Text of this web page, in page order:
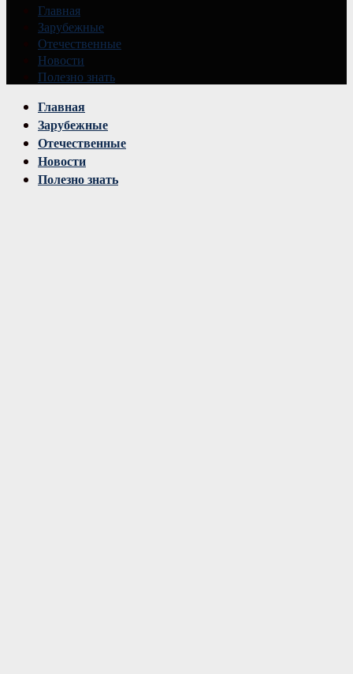
Главная
Зарубежные
Отечественные
Новости
Полезно знать
Главная
Зарубежные
Отечественные
Новости
Полезно знать